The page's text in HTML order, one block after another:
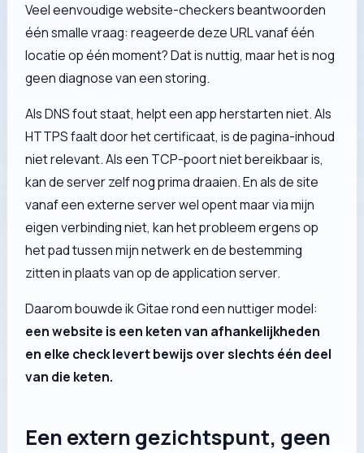
Veel eenvoudige website-checkers beantwoorden
één smalle vraag: reageerde deze URL vanaf één
locatie op één moment? Dat is nuttig, maar het is nog
geen diagnose van een storing.
Als DNS fout staat, helpt een app herstarten niet. Als
HTTPS faalt door het certificaat, is de pagina-inhoud
niet relevant. Als een TCP-poort niet bereikbaar is,
kan de server zelf nog prima draaien. En als de site
vanaf een externe server wel opent maar via mijn
eigen verbinding niet, kan het probleem ergens op
het pad tussen mijn netwerk en de bestemming
zitten in plaats van op de application server.
Daarom bouwde ik Gitae rond een nuttiger model:
een website is een keten van afhankelijkheden
en elke check levert bewijs over slechts één deel
van die keten.
Een extern gezichtspunt, geen